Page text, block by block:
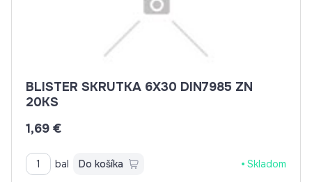
BLISTER SKRUTKA 6X30 DIN7985 ZN
20KS
1,69 €
bal Do košíka Skladom